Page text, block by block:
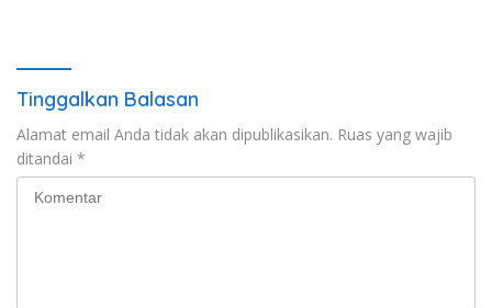
Tinggalkan Balasan
Alamat email Anda tidak akan dipublikasikan. Ruas yang wajib
ditandai *